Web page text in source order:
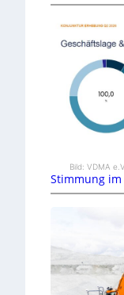
Bild: VDMA
Stimmung